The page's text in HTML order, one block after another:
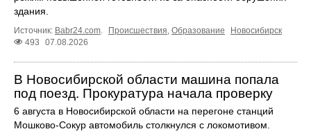
здания.
Источник: Babr24.com Происшествия Образование
Новосибирск
493
07.08.2026
В Новосибирской области машина попала
под поезд. Прокуратура начала проверку
6 августа в Новосибирской области на перегоне станций
Мошково-Сокур автомобиль столкнулся с локомотивом.